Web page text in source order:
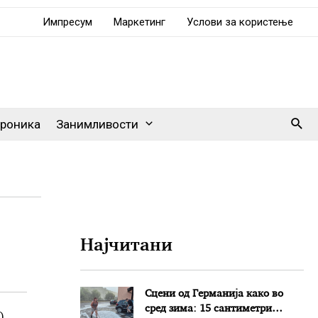
Импресум Маркетинг Услови за користење
Занимливости
Најчитани
Сцени од Германија како во
сред зима: 15 сантиметри